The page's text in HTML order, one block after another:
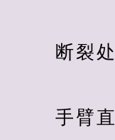
断裂处
手臂直接